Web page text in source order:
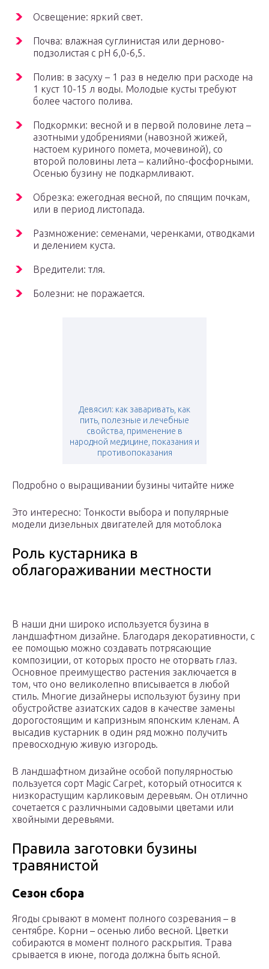
Освещение: яркий свет.
Почва: влажная суглинистая или дерново-
подзолистая с pH 6,0-6,5.
Полив: в засуху – 1 раз в неделю при расходе на
1 куст 10-15 л воды. Молодые кусты требуют
более частого полива.
Подкормки: весной и в первой половине лета –
азотными удобрениями (навозной жижей,
настоем куриного помета, мочевиной), со
второй половины лета – калийно-фосфорными.
Осенью бузину не подкармливают.
Обрезка: ежегодная весной, по спящим почкам,
или в период листопада.
Размножение: семенами, черенками, отводками
и делением куста.
Вредители: тля.
Болезни: не поражается.
Девясил: как заваривать, как
пить, полезные и лечебные
свойства, применение в
народной медицине, показания и
противопоказания
Подробно о выращивании бузины читайте ниже
Это интересно: Тонкости выбора и популярные
модели дизельных двигателей для мотоблока
Роль кустарника в
облагораживании местности
В наши дни широко используется бузина в
ландшафтном дизайне. Благодаря декоративности, с
ее помощью можно создавать потрясающие
композиции, от которых просто не оторвать глаз.
Основное преимущество растения заключается в
том, что оно великолепно вписывается в любой
стиль. Многие дизайнеры используют бузину при
обустройстве азиатских садов в качестве замены
дорогостоящим и капризным японским кленам. А
высадив кустарник в один ряд можно получить
превосходную живую изгородь.
В ландшафтном дизайне особой популярностью
пользуется сорт Magic Carpet, который относится к
низкорастущим карликовым деревьям. Он отлично
сочетается с различными садовыми цветами или
хвойными деревьями.
Правила заготовки бузины
травянистой
Сезон сбора
Ягоды срывают в момент полного созревания – в
сентябре. Корни – осенью либо весной. Цветки
собираются в момент полного раскрытия. Трава
срывается в июне, погода должна быть ясной.